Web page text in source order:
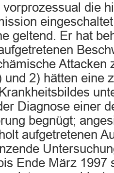
vorprozessual die
geltend. Er hat
Attacken
und 2) hätten eine
Diagnose einer
begnügt;
aufgetretenen
Ende März 1997